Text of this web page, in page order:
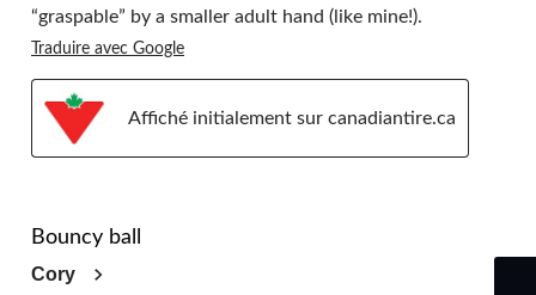
“graspable” by a smaller adult hand (like mine!).
Traduire avec Google
Affiché initialement sur canadiantire.ca
Bouncy ball
Cory